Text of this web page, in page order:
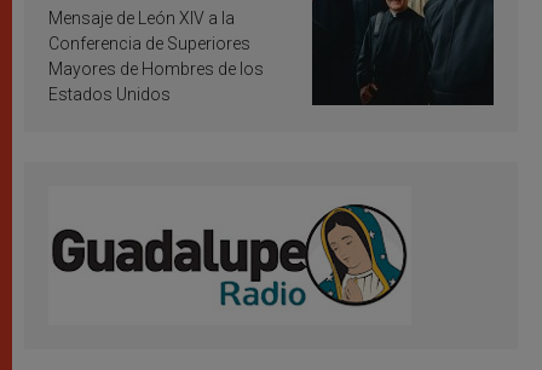
inspiración y santificación
Mensaje de León XIV a la
Conferencia de Superiores
Mayores de Hombres de los
Estados Unidos